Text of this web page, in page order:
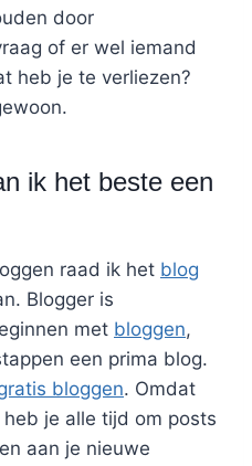
door
of er wel iemand
heb je te verliezen?
ik het beste een
raad ik het blog
Blogger is
met bloggen,
een prima blog.
bloggen. Omdat
je alle tijd om posts
aan je nieuwe